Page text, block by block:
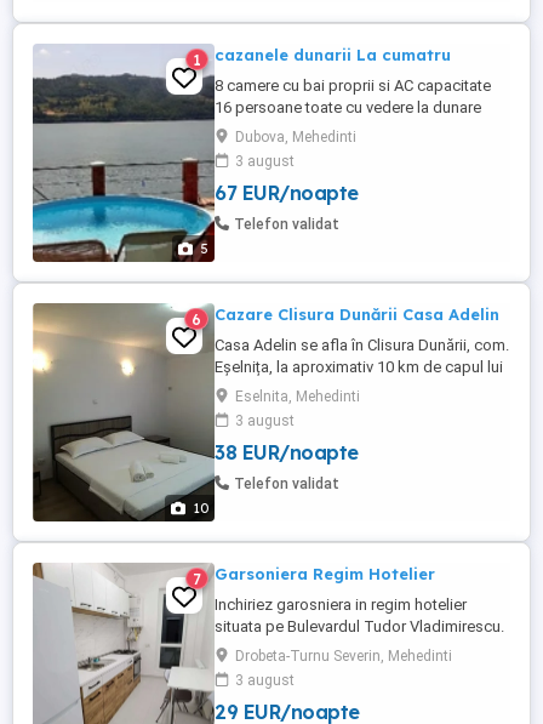
5
1 cazanele dunarii La cumatru
8 camere cu bai proprii si AC capacitate
16 persoane toate cu vedere la dunare
Pensiunea are deschidere la dunare 25 m
se poate pescui
Dubova, Mehedinti
3 august
67 EUR/noapte
Telefon validat
10
6 Cazare Clisura Dunării Casa Adelin
Casa Adelin se afla în Clisura Dunării, com.
Eșelnița, la aproximativ 10 km de capul lui
Decebal și Cazanele Dunării. Casa
dispune de 6 camere pentru închiriere,
fiecare camera are baie proprie, televizor,
Wi-Fi, bucătărie, parcare, piscina, foișor
cu gratare și aragaz, precum și toate cele
Eselnita, Mehedinti
3 august
38 EUR/noapte
Telefon validat
7 Garsoniera Regim Hotelier
Inchiriez garosniera in regim hotelier
situata pe Bulevardul Tudor Vladimirescu.
Garsoniera dispune de mobilier nou,
centrala pe gaz, frigider, aragaz, masina
de spalat si wifi gratuit. Mai multe detalii la
telefon.
Drobeta-Turnu Severin, Mehedinti
3 august
29 EUR/noapte